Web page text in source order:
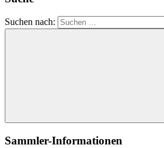
Suchen nach:
Sammler-Informationen